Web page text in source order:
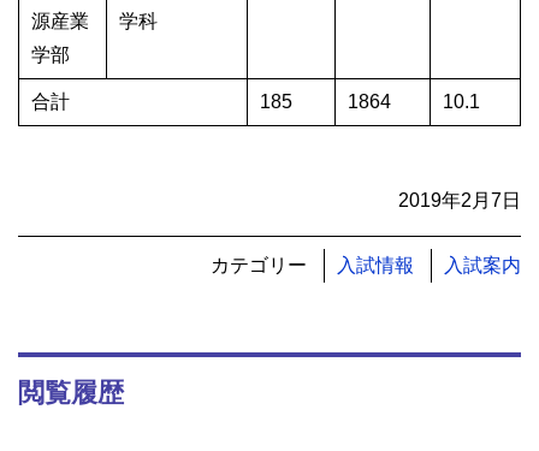
源産業
学部
学科
合計 185 1864 10.1
2019年2月7日
カテゴリー 入試情報 入試案内
閲覧履歴